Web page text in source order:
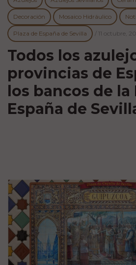
Decoración Mosaico Hidráulico
Plaza de España de Sevilla / 11 octubre,
Todos los
provincias de
los bancos de la
España de